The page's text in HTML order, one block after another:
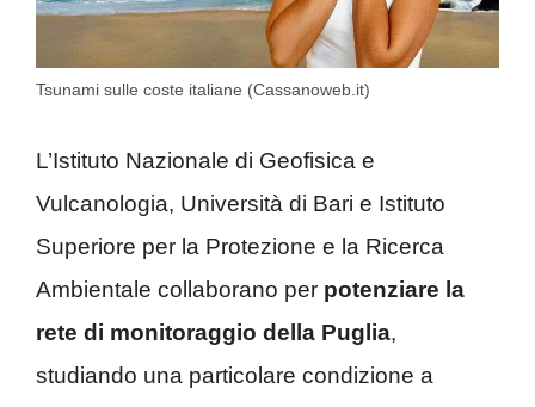
Tsunami sulle coste italiane (Cassanoweb.it)
L’Istituto Nazionale di Geofisica e
Vulcanologia, Università di Bari e Istituto
Superiore per la Protezione e la Ricerca
Ambientale collaborano per potenziare la
rete di monitoraggio della Puglia,
studiando una particolare condizione a